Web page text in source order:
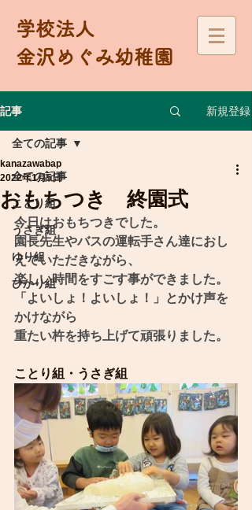
学校法人
金沢めぐみ幼稚園
記事 新規登録
全ての記事
ことり組
うさぎ組
ゆり組
ひかり組
全ての記事
おもちつき 終園式
kanazawabap
2022年1月5日
今日はおもちつきでした。
園長先生やバスの運転手さん達におし
えていただきながら、
楽しい時間をすごす事ができました。
「よいしょ！よいしょ！」とかけ声を
かけながら
重たい杵を持ち上げて頑張りました。
ことり組・うさぎ組